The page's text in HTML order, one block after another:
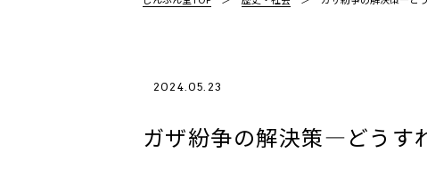
2024.05.23
ガザ紛争の解決策―どうす